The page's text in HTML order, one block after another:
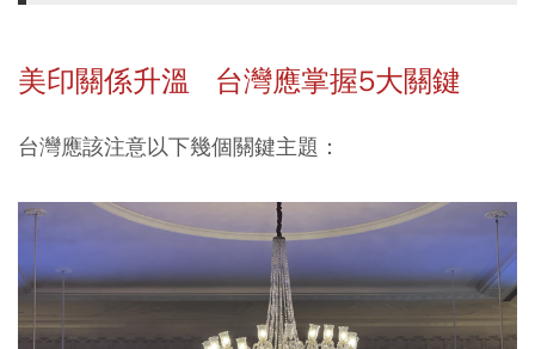
美印關係升溫 台灣應掌握5大關鍵
台灣應該注意以下幾個關鍵主題：